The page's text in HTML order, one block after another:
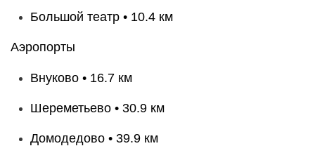
Большой театр • 10.4 км
Аэропорты
Внуково • 16.7 км
Шереметьево • 30.9 км
Домодедово • 39.9 км